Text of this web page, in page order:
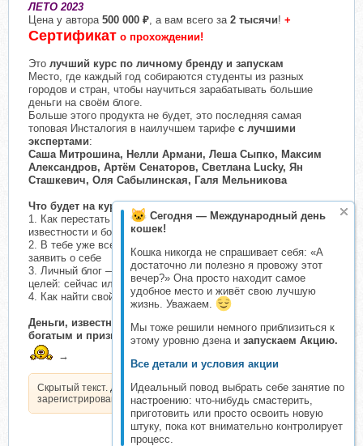
Сегодня — Международный день
кошек!
Кошка никогда не спрашивает себя: «А
достаточно ли полезно я провожу этот
вечер?» Она просто находит самое
удобное место и живёт свою лучшую
жизнь. Уважаем.
Мы тоже решили немного приблизиться к
этому уровню дзена и запускаем Акцию.
Все детали и условия акции
Идеальный повод выбрать себе занятие по
настроению: что-нибудь смастерить,
приготовить или просто освоить новую
штуку, пока кот внимательно контролирует
процесс.
ЛЕТО 2023
Цена у автора 500 000 ₽ , а вам всего за 2 тысячи! +
Сертификат о прохождении!
Это лучший курс по личному бренду и запускам
Место, где каждый год собираются студенты из разных
городов и стран, чтобы научиться зарабатывать большие
деньги на своём блоге.
Больше этого продукта не будет, это последняя самая
топовая Инсталогия в наилучшем тарифе с лучшими
экспертами:
Саша Митрошина, Нелли Армани, Леша Сыпко, Максим
Александров, Артём Сенаторов, Светлана Lucky, Ян
Сташкевич, Оля Сабылинская, Галя Мельникова
Что будет на курсе:
1. Как перестать быть умным, но бедным: методология
известности и больших денег в Инстаграме
2. В тебе уже все есть: как побороть синдром самозванца и
заявить о себе
3. Личный блог — главный инструмент достижения любых
целей: сейчас или никогда
4. Как найти свой путь и взять свое в 2023 году
Деньги, известность, проявленность: как стать очень
богатым и признанным
→
Скрытый текст. Доступен только
зарегистрированным пользователям.